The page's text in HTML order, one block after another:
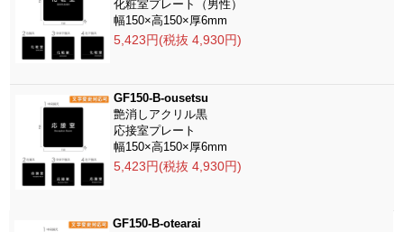
化粧室プレート（男性）
幅150×高150×厚6mm
5,423円(税抜 4,930円)
GF150-B-ousetsu
艶消しアクリル黒
応接室プレート
幅150×高150×厚6mm
5,423円(税抜 4,930円)
GF150-B-otearai